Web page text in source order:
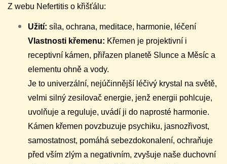
Z webu Nefertitis o křišťálu:
Užití: síla, ochrana, meditace, harmonie, léčení
Vlastnosti křemenu: Křemen je projektivní i
receptivní kámen, přiřazen planetě Slunce a Měsíc a
elementu ohně a vody.
Je to univerzální, nejúčinnější léčivý krystal na světě,
velmi silný zesilovač energie, jenž energii pohlcuje,
uvolňuje a reguluje, uvádí ji do naprosté harmonie.
Kámen křemen povzbuzuje psychiku, jasnozřivost,
samostatnost, pomáhá sebezdokonalení, ochraňuje
před vším zlým a negativním, zvyšuje naše duchovní